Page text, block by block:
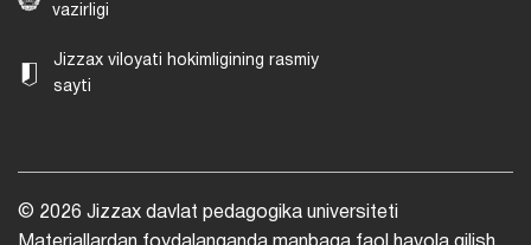
vazirligi
Jizzax viloyati hokimligining rasmiy
sayti
© 2026 Jizzax davlat pedagogika universiteti